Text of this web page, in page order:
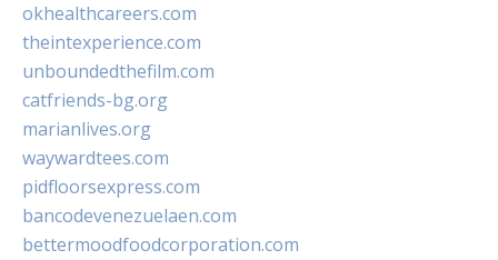
okhealthcareers.com
theintexperience.com
unboundedthefilm.com
catfriends-bg.org
marianlives.org
waywardtees.com
pidfloorsexpress.com
bancodevenezuelaen.com
bettermoodfoodcorporation.com